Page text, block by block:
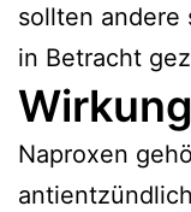
sollten andere
in Betracht
Naproxen